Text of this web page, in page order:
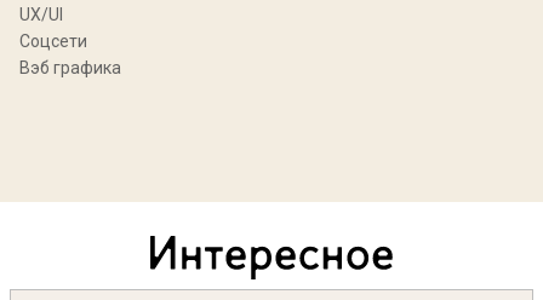
UX/UI
Соцсети
Вэб графика